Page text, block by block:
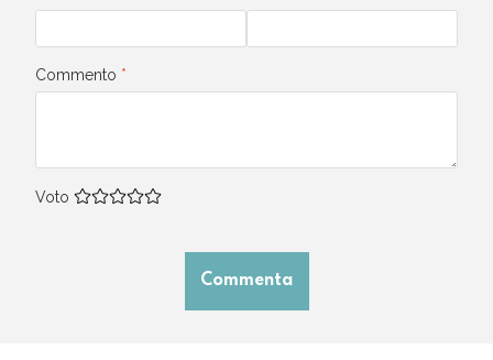
Commento *
Voto
Commenta